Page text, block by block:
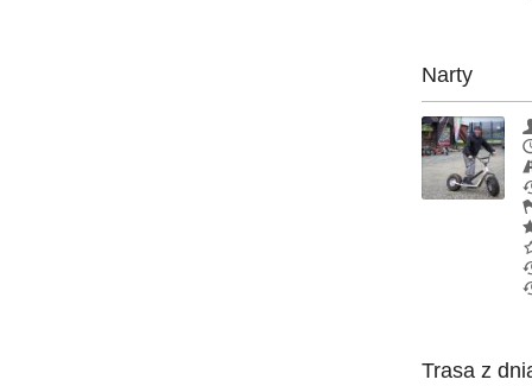
Narty
Trasa z